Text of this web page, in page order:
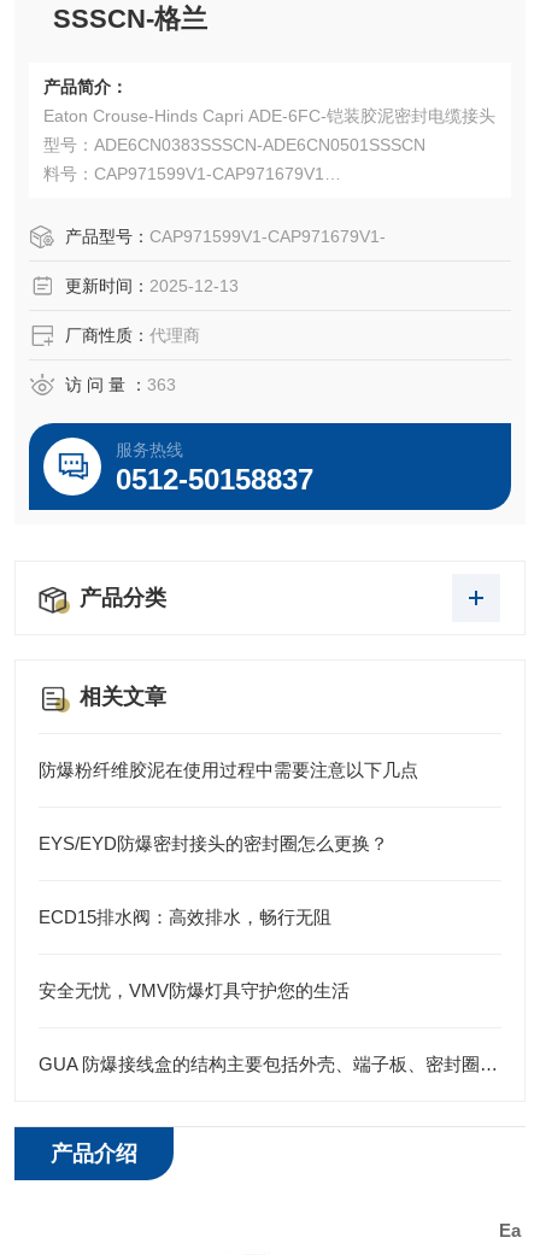
SSSCN-格兰
产品简介：
Eaton Crouse-Hinds Capri ADE-6FC-铠装胶泥密封电缆接头
型号：ADE6CN0383SSSCN-ADE6CN0501SSSCN
料号：CAP971599V1-CAP971679V1
Capri ADE-6FC 适用于 IEC IIC 气体组和 NEC I 类 1 区安
产品型号： CAP971599V1-CAP971679V1-
更新时间： 2025-12-13
厂商性质： 代理商
访 问 量 ： 363
服务热线
0512-50158837
产品分类
相关文章
防爆粉纤维胶泥在使用过程中需要注意以下几点
EYS/EYD防爆密封接头的密封圈怎么更换？
ECD15排水阀：高效排水，畅行无阻
安全无忧，VMV防爆灯具守护您的生活
GUA 防爆接线盒的结构主要包括外壳、端子板、密封圈、接线孔等部分
产品介绍
Ea